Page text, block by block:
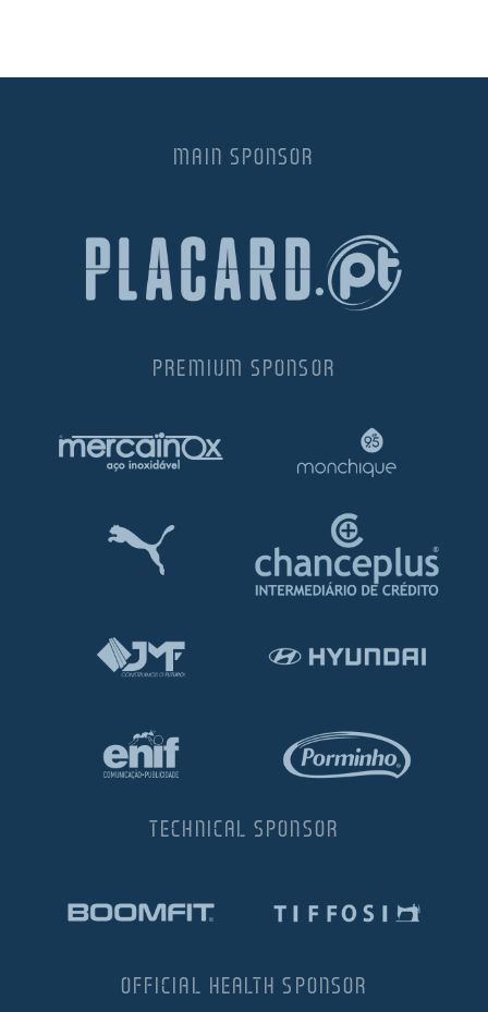
MAIN SPONSOR
PREMIUM SPONSOR
TECHNICAL SPONSOR
OFFICIAL HEALTH SPONSOR